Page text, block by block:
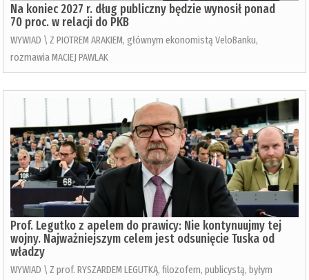
Na koniec 2027 r. dług publiczny będzie wynosił ponad
70 proc. w relacji do PKB
WYWIAD \ Z PIOTREM ARAKIEM, głównym ekonomistą VeloBanku,
rozmawia MACIEJ PAWLAK
Prof. Legutko z apelem do prawicy: Nie kontynuujmy tej
wojny. Najważniejszym celem jest odsunięcie Tuska od
władzy
WYWIAD \ Z prof. RYSZARDEM LEGUTKĄ, filozofem, publicystą, byłym